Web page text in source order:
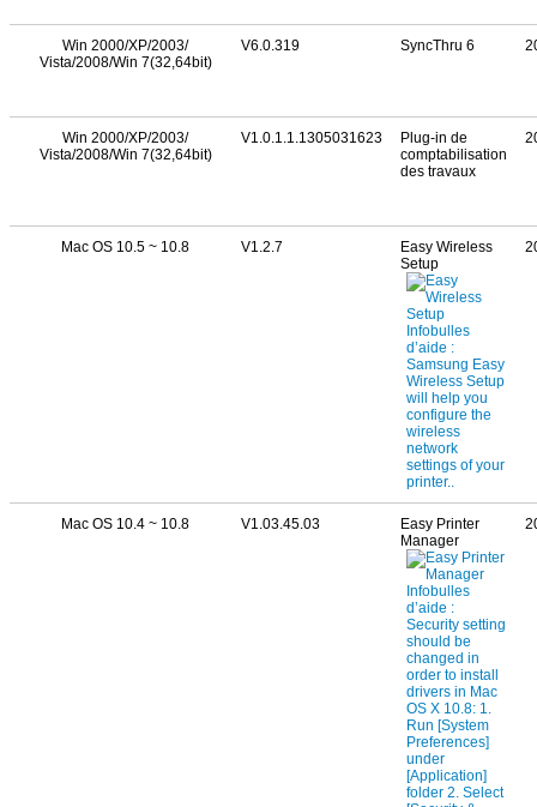
Win 2000/XP/2003/
Vista/2008/Win 7(32,64bit)
V6.0.319 SyncThru 6
Win 2000/XP/2003/
Vista/2008/Win 7(32,64bit)
V1.0.1.1.1305031623
Plug-in de
comptabilisation
des travaux
Mac OS 10.5 ~ 10.8 V1.2.7
Easy Wireless
Setup
Mac OS 10.4 ~ 10.8 V1.03.45.03
Easy Printer
Manager